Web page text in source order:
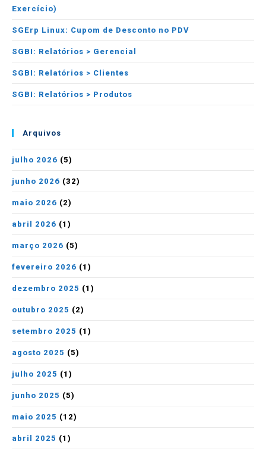
Exercício)
SGErp Linux: Cupom de Desconto no PDV
SGBI: Relatórios > Gerencial
SGBI: Relatórios > Clientes
SGBI: Relatórios > Produtos
Arquivos
julho 2026 (5)
junho 2026 (32)
maio 2026 (2)
abril 2026 (1)
março 2026 (5)
fevereiro 2026 (1)
dezembro 2025 (1)
outubro 2025 (2)
setembro 2025 (1)
agosto 2025 (5)
julho 2025 (1)
junho 2025 (5)
maio 2025 (12)
abril 2025 (1)